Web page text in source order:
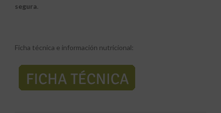
segura.
Ficha técnica e información nutricional: